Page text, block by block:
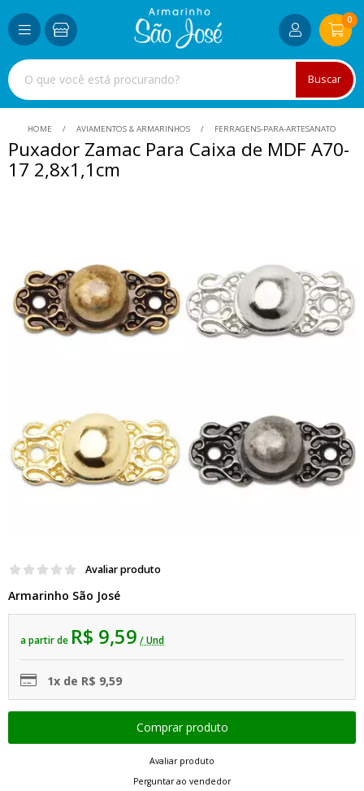
Buscar
0
HOME AVIAMENTOS & ARMARINHOS FERRAGENS-PARA-ARTESANATO
Puxador Zamac Para Caixa de MDF A70-
17 2,8x1,1cm
Avaliar produto
Armarinho São José
a partir de R$ 9,59 / Und
1x de R$ 9,59
Avaliar produto
Perguntar ao vendedor